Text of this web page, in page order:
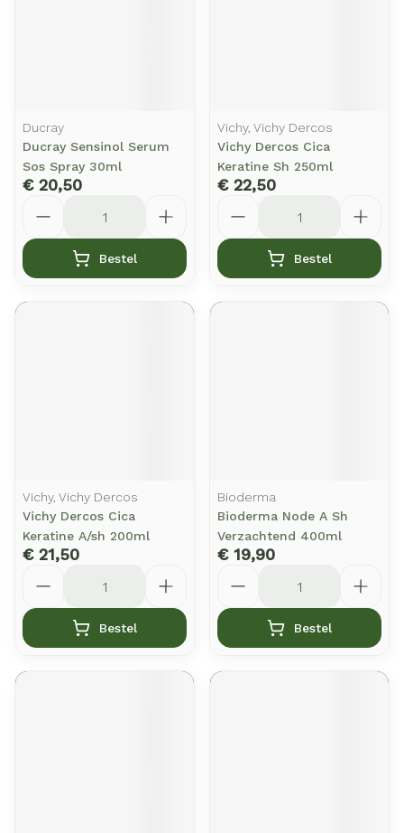
Ducray
Ducray Sensinol Serum
Sos Spray 30ml
€ 20,50
Bestel
Vichy, Vichy Dercos
Vichy Dercos Cica
Keratine Sh 250ml
€ 22,50
Bestel
Vichy, Vichy Dercos
Vichy Dercos Cica
Keratine A/sh 200ml
€ 21,50
Bestel
Bioderma
Bioderma Node A Sh
Verzachtend 400ml
€ 19,90
Bestel